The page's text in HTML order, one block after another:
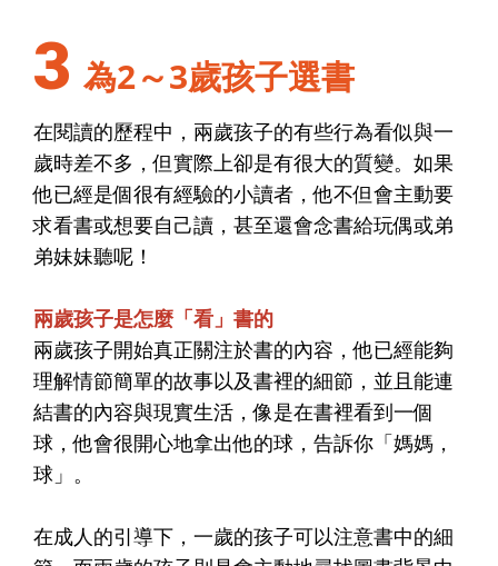
3 為2～3歲孩子選書
在閱讀的歷程中，兩歲孩子的有些行為看似與一
歲時差不多，但實際上卻是有很大的質變。如果
他已經是個很有經驗的小讀者，他不但會主動要
求看書或想要自己讀，甚至還會念書給玩偶或弟
弟妹妹聽呢！
兩歲孩子是怎麼「看」書的
兩歲孩子開始真正關注於書的內容，他已經能夠
理解情節簡單的故事以及書裡的細節，並且能連
結書的內容與現實生活，像是在書裡看到一個
球，他會很開心地拿出他的球，告訴你「媽媽，
球」。
在成人的引導下，一歲的孩子可以注意書中的細